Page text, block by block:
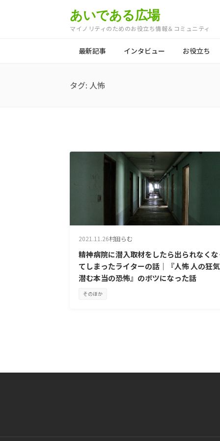
あいである広場
マイノリティのためのお役立ち情報＆コミュニティ
最新記事 インタビュー お役立ち
タグ: 人怖
2021.11.26村田らむ
精神病院に潜入取材をしたら出られなく
てしまったライターの話｜『人怖 人の狂
潜む本当の恐怖』のボツになった話
そのほか